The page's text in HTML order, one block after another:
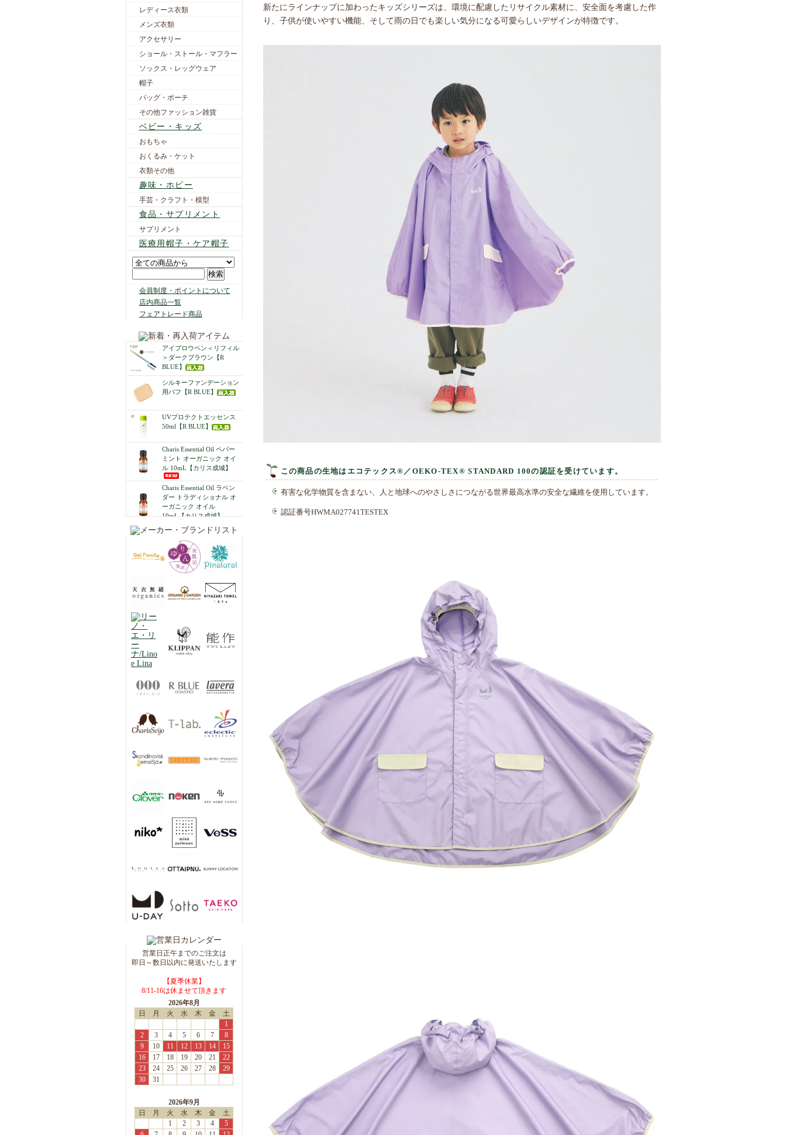
レディース衣類
メンズ衣類
アクセサリー
ショール・ストール・マフラー
ソックス・レッグウェア
帽子
バッグ・ポーチ
その他ファッション雑貨
ベビー・キッズ
おもちゃ
おくるみ・ケット
衣類その他
趣味・ホビー
手芸・クラフト・模型
食品・サプリメント
サプリメント
医療用帽子・ケア帽子
会員制度・ポイントについて
店内商品一覧
フェアトレード商品
アイブロウペン＜リフィル
＞ダークブラウン【R
BLUE】
シルキーファンデーション
用パフ【R BLUE】
UVプロテクトエッセンス
50ml【R BLUE】
Charis Essential Oil ペパー
ミント オーガニック オイ
ル 10mL【カリス成城】
Charis Essential Oil ラベン
ダー トラディショナル オ
ーガニック オイル
10mL【カリス成城】
ハーバルクールレッグミス
ト＜ジュニパー＆レモン＞
45ml【カリス成城】
個包装ハーブティー カモマ
【カリス成城】
個包装ハーブティー ペパー
ハーブ専門店ののど飴 ミ
ントキャンディー
66g【カリス成城】
クトパウダー＜01 ライト/
明るい肌色＞
エプソムソルト＜入浴剤＞
1kg【カリス成城】
スティー 30TB【カリス成
ュ コンプリートケア フッ
素フリー 400mL【Lavera】
夜にゆったりピローミスト
50ml【カリス成城】
4.5g【Lavera】
SPF50+/PA++++ 35mL
【TAEKO】
ンS＜02 アイボリー＞
30ml【R BLUE】 ※リニ
ューアル品
ホワイトファンデーション
フェイス＆ボディ 50ml【R
BLUE】
マイルドソープ 100g【R
BLUE】
エキナシア/エキナセア 根
FFD エコパック＜90cp＞
【ECLECTIC/エクレクティ
ック】
FFD エコパック＜180cp＞
ック】
noken エフェクトクリーム
＜医薬部外品＞ボトル入り
営業日正午までのご注文は
即日～数日以内に発送いたします
【夏季休業】
8/11-16は休ませて頂きます
2026年8月
日
月 火 水 木 金
土
1
2
3 4 5 6 7
8
9
10 11 12 13 14
15
16
17 18 19 20 21
22
23
24 25 26 27 28
29
30
31
2026年9月
日
月 火 水 木 金
土
1
2 3 4
5
新たにラインナップに加わったキッズシリーズは、環境に配慮したリサイクル素材に、安全面を考慮した作
り、子供が使いやすい機能、そして雨の日でも楽しい気分になる可愛らしいデザインが特徴です。
この商品の生地はエコテックス®／OEKO-TEX® STANDARD 100の認証を受けています。
有害な化学物質を含まない、人と地球へのやさしさにつながる世界最高水準の安全な繊維を使用しています。
認証番号HWMA027741TESTEX